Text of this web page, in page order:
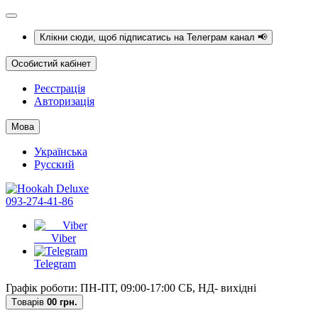
Клікни сюди, щоб підписатись на Телеграм канал 📢
Особистий кабінет
Реєстрація
Авторизація
Мова
Українська
Русский
093-274-41-86
Viber
Telegram
Графік роботи: ПН-ПТ, 09:00-17:00 СБ, НД- вихідні
Tоварів 00 грн.